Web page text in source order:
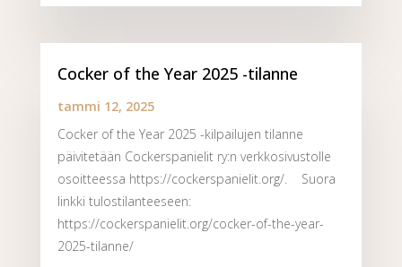
Cocker of the Year 2025 -tilanne
tammi 12, 2025
Cocker of the Year 2025 -kilpailujen tilanne
päivitetään Cockerspanielit ry:n verkkosivustolle
osoitteessa https://cockerspanielit.org/. Suora
linkki tulostilanteeseen:
https://cockerspanielit.org/cocker-of-the-year-
2025-tilanne/